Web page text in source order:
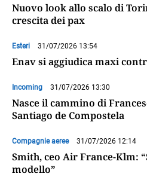
Nuovo look allo scalo di
crescita dei pax
Esteri 31/07/2026 13:54
Enav si aggiudica maxi
Incoming 31/07/2026 13:30
Nasce il cammino di
Santiago de Compostela
Compagnie aeree 31/07/2026 12:14
Smith, ceo Air France-Klm:
modello”